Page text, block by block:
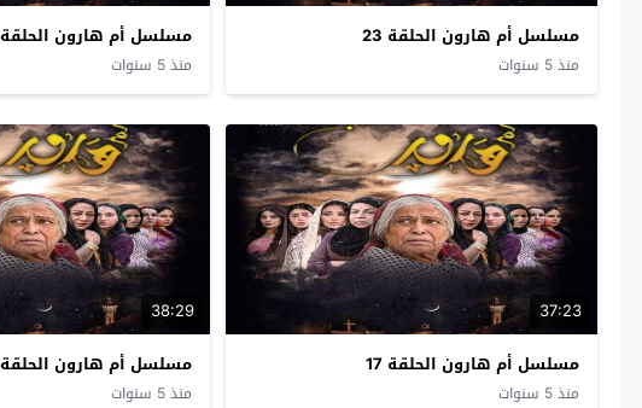
مسلسل أم هارون الحلقة 23
منذ 5 سنوات
مسلسل أم هارون الحلقة 22
منذ 5 سنوات
37:23
مسلسل أم هارون الحلقة 17
منذ 5 سنوات
38:29
مسلسل أم هارون الحلقة 16
منذ 5 سنوات